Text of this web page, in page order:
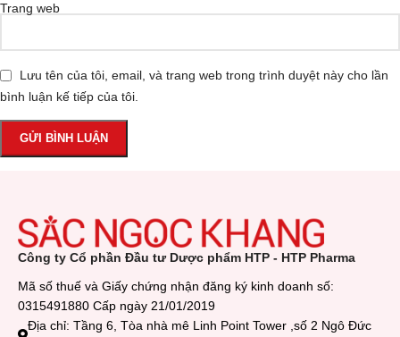
Trang web
Lưu tên của tôi, email, và trang web trong trình duyệt này cho lần
bình luận kế tiếp của tôi.
Công ty Cổ phần Đầu tư Dược phẩm HTP - HTP Pharma
Mã số thuế và Giấy chứng nhận đăng ký kinh doanh số:
0315491880 Cấp ngày 21/01/2019
Địa chỉ: Tầng 6, Tòa nhà mê Linh Point Tower ,số 2 Ngô Đức